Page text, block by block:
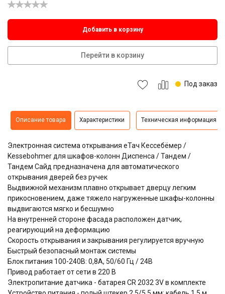
Добавить в корзину
Перейти в корзину
Под заказ
Описание товара Характеристики Техническая информация
Электронная система открывания еТач Кессебёмер /
Kessebohmer для шкафов-колонн Диспенса / Тандем /
Тандем Сайд предназначена для автоматического
открывания дверей без ручек
Выдвижной механизм плавно открывает дверцу легким
прикосновением, даже тяжело нагруженные шкафы-колонны
выдвигаются мягко и бесшумно
На внутренней стороне фасада расположен датчик,
реагирующий на деформацию
Скорость открывания и закрывания регулируется вручную
Быстрый безопасный монтаж системы
Блок питания 100-240В: 0,8А, 50/60 Гц / 24В
Привод работает от сети в 220 В
Электропитание датчика - батарея CR 2032 3V в комплекте